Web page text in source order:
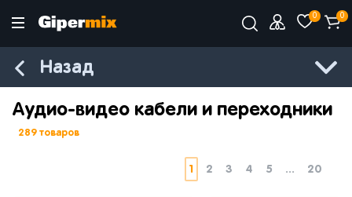
0 0
Назад
Аудио-видео кабели и переходники
289 товаров
1 2 3 4 5 ... 20